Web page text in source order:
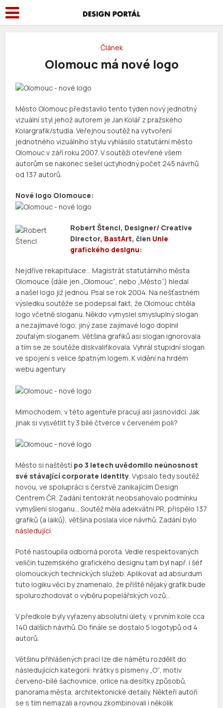
Článek
Olomouc má nové logo
Město Olomouc představilo tento týden nový jednotný
vizuální styl jehož autorem je Jan Kolář z pražského
Kolargrafik/studia. Veřejnou soutěž na vytvoření
jednotného vizuálního stylu vyhlásilo statutární město
Olomouc v září roku 2007. V soutěži otevřené všem
autorům se nakonec sešel úctyhodný počet 245 návrhů
od 137 autorů.
Nové logo Olomouce:
Robert Štencl, Designer/ Creative
Director, BastArt, člen Unie
grafického designu:
Nejdříve rekapitulace… Magistrát statutárního města
Olomouce (dále jen „Olomouc“, nebo „Město“) hledal
a našel logo již jednou. Psal se rok 2004. Na nešťastném
výsledku soutěže se podepsal fakt, že Olomouc chtěla
logo včetně sloganu. Někdo vymyslel smysluplný slogan
a nezajímavé logo, jiný zase zajímavé logo doplnil
zoufalým sloganem. Většina grafiků asi slogan ignorovala
a tím se ze soutěže diskvalifikovala. Vyhrál stupidní slogan
ve spojení s velice špatným logem. K vidění na hrdém
webu agentury
Mimochodem, v této agentuře pracují asi jasnovidci. Jak
jinak si vysvětlit ty 3 bílé čtverce v červeném poli?
Město si naštěstí po 3 letech uvědomilo neúnosnost
své stávající corporate identity. Vypsalo tedy soutěž
novou, ve spolupráci s čerstvě zanikajícím Design
Centrem ČR. Zadání tentokrát neobsahovalo podmínku
vymyšlení sloganu… Soutěž měla adekvátní PR, přispělo 137
grafiků (a laiků), většina poslala více návrhů. Zadání bylo
následující.
Poté nastoupila odborná porota. Vedle respektovaných
veličin tuzemského grafického designu tam byl např. i šéf
olomouckých technických služeb. Aplikovat ad absurdum
tuto logiku věci by znamenalo, že příště nějaký grafik bude
spolurozhodovat o výběru popelářských vozů…
V předkole byly vyřazeny absolutní úlety, v prvním kole cca
140 dalších návrhů. Do finále se dostalo 5 logotypů od 4
autorů.
Většinu přihlášených prací lze dle námětu rozdělit do
následujících kategorií: hrátky s písmeny „O“, motiv
červeno-bílé šachovnice, orlice na desítky způsobů,
panorama města, architektonické detaily. Někteří autoři
se s tím nemazali a rovnou zkombinovali i několik